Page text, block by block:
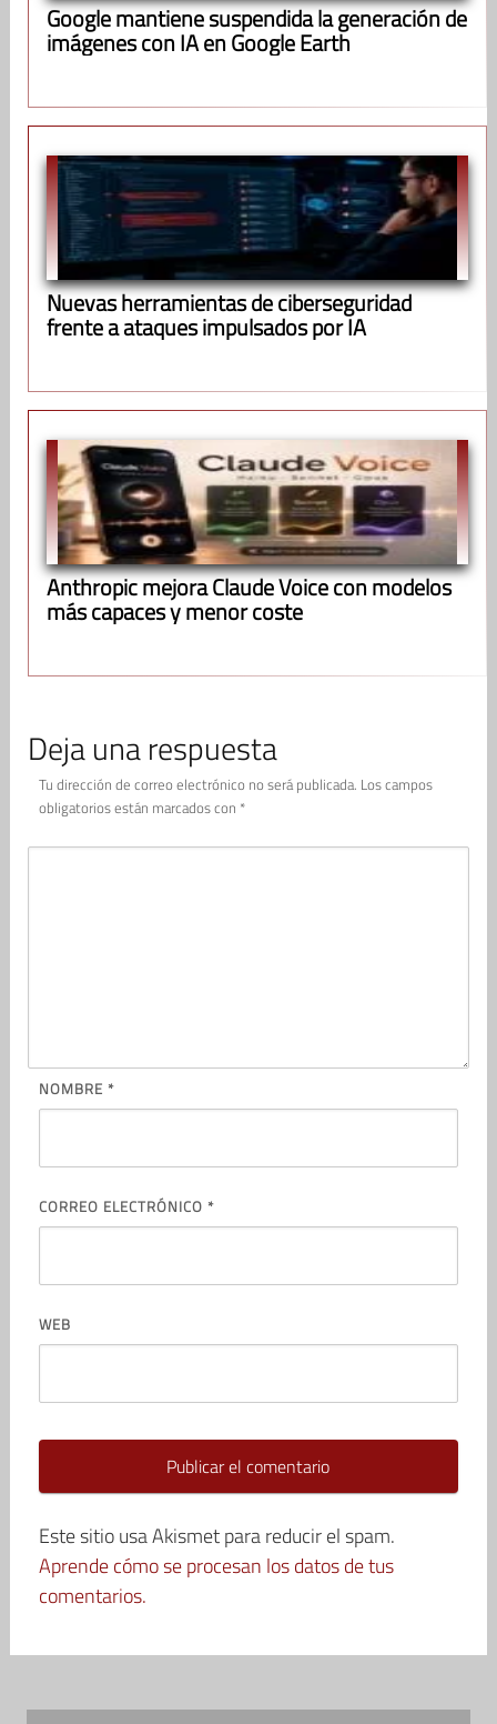
Google mantiene suspendida la generación de
imágenes con IA en Google Earth
Nuevas herramientas de ciberseguridad
frente a ataques impulsados por IA
Anthropic mejora Claude Voice con modelos
más capaces y menor coste
Deja una respuesta
Tu dirección de correo electrónico no será publicada. Los campos
obligatorios están marcados con *
NOMBRE *
CORREO ELECTRÓNICO *
WEB
Este sitio usa Akismet para reducir el spam.
Aprende cómo se procesan los datos de tus
comentarios.